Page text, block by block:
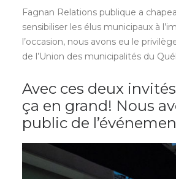
Fagnan Relations publique a
sensibiliser les élus municipaux à
l’occasion, nous avons eu le
de l’Union des municipalités du
Avec ces deux
ça en grand! Nous
public de